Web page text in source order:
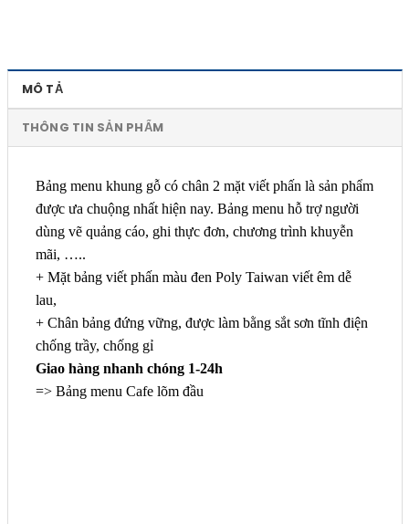
MÔ TẢ
THÔNG TIN SẢN PHẨM
Bảng menu khung gỗ có chân 2 mặt viết phấn là sản phẩm
được ưa chuộng nhất hiện nay. Bảng menu hỗ trợ người
dùng vẽ quảng cáo, ghi thực đơn, chương trình khuyễn
mãi, …..
+ Mặt bảng viết phấn màu đen Poly Taiwan viết êm dễ
lau,
+ Chân bảng đứng vững, được làm bằng sắt sơn tĩnh điện
chống trầy, chống gỉ
Giao hàng nhanh chóng 1-24h
=> Bảng menu Cafe lõm đầu